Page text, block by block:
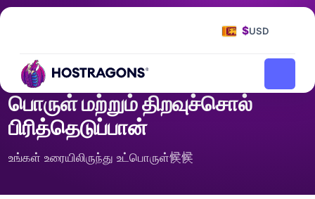
$USD
பொருள் மற்றும் திறவுச்சொல்
பிரித்தெடுப்பான்
உங்கள் உரையிலிருந்து உட்பொருள்候候